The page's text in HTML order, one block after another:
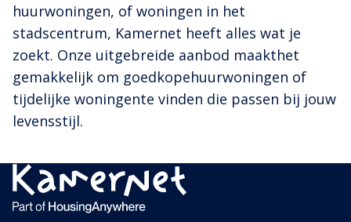
huurwoningen, of woningen in het
stadscentrum, Kamernet heeft alles wat je
zoekt. Onze uitgebreide aanbod maakthet
gemakkelijk om goedkopehuurwoningen of
tijdelijke woningente vinden die passen bij jouw
levensstijl.